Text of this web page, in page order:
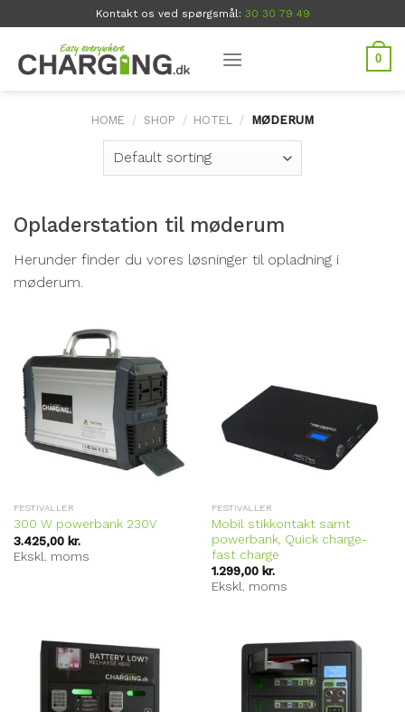
to
content
Kontakt os ved spørgsmål: 30 30 79 49
0
HOME / SHOP / HOTEL / MØDERUM
Opladerstation til møderum
Herunder finder du vores løsninger til opladning i
møderum.
FESTIVALLER
300 W powerbank 230V
3.425,00 kr.
Ekskl. moms
FESTIVALLER
Mobil stikkontakt samt
powerbank, Quick charge-
fast charge
1.299,00 kr.
Ekskl. moms